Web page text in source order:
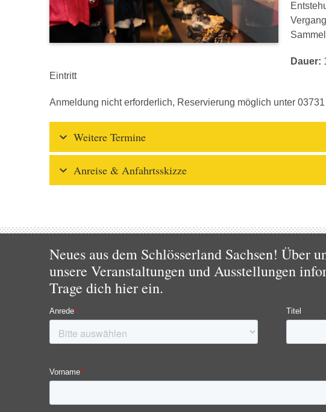
Dauer:
Eintritt
Anmeldung nicht erforderlich, Reservierung möglich unter
Weitere Termine
Anreise & Anfahrtsskizze
Neues aus dem Schlösserland Sachsen!
unsere Veranstaltungen und Ausstellungen
Trage dich hier ein.